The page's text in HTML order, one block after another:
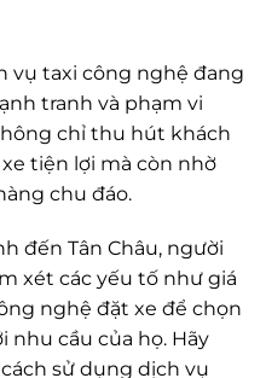
vụ taxi công nghệ đang
tranh và phạm vi
chỉ thu hút khách
tiện lợi mà còn nhờ
chu đáo.
đến Tân Châu, người
xét các yếu tố như giá
nghệ đặt xe để chọn
nhu cầu của họ. Hãy
sử dụng dịch vụ